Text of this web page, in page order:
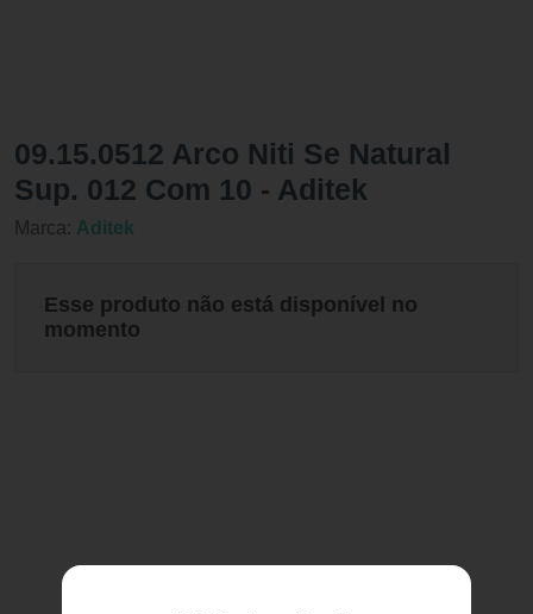
09.15.0512 Arco Niti Se Natural
Sup. 012 Com 10 - Aditek
Marca: Aditek
Esse produto não está disponível no
momento